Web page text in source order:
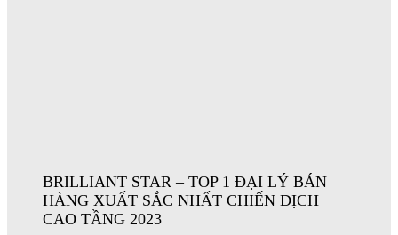
BRILLIANT STAR – TOP 1 ĐẠI LÝ BÁN
HÀNG XUẤT SẮC NHẤT CHIẾN DỊCH
CAO TẦNG 2023